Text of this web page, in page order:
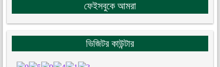
ফেইসবুকে আমরা
ভিজিটর কাউন্টার